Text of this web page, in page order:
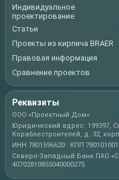
Индивидуальное
проектирование
Статьи
Проекты из кирпича BRAER
Правовая информация
Сравнение проектов
Реквизиты
ООО «Проектный Дом»
Юридический адрес: 199397,
Кораблестроителей, д. 32,
ИНН 7801596620 · КПП
Северо-Западный Банк ПАО
40702810855040000275